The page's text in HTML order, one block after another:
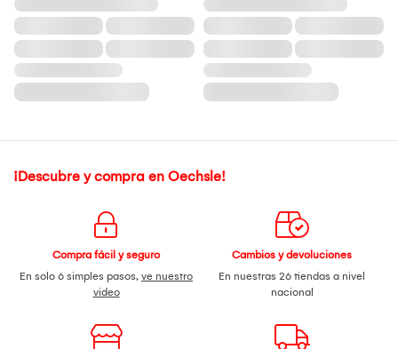
¡Descubre y compra en Oechsle!
Compra fácil y seguro
En solo 6 simples pasos, ve nuestro
video
Cambios y devoluciones
En nuestras 26 tiendas a nivel
nacional